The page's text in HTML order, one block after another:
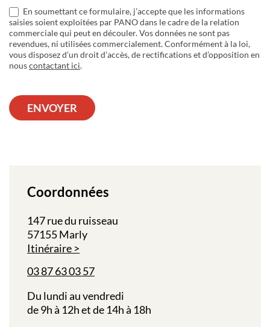
En soumettant ce formulaire, j’accepte que les informations
saisies soient exploitées par PANO dans le cadre de la relation
commerciale qui peut en découler. Vos données ne sont pas
revendues, ni utilisées commercialement. Conformément à la loi,
vous disposez d’un droit d’accès, de rectifications et d’opposition en
nouscontactant ici.
ENVOYER
Coordonnées
147 rue du ruisseau
57155 Marly
Itinéraire
03 87 63 03 57
Du lundi au vendredi
de 9h à 12h et de 14h à 18h